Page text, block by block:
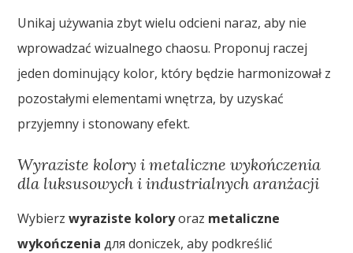
Unikaj używania zbyt wielu odcieni naraz, aby nie
wprowadzać wizualnego chaosu. Proponuj raczej
jeden dominujący kolor, który będzie harmonizował z
pozostałymi elementami wnętrza, by uzyskać
przyjemny i stonowany efekt.
Wyraziste kolory i metaliczne wykończenia
dla luksusowych i industrialnych aranżacji
Wybierzwyraziste koloryoraz metaliczne
wykończenia для doniczek, aby podkreślić